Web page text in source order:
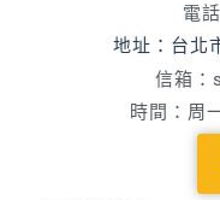
電
地址：台北
信箱：
時間：周